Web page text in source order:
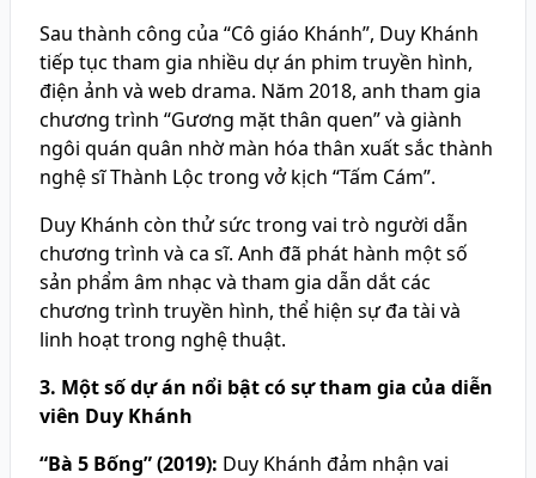
Sau thành công của “Cô giáo Khánh”, Duy Khánh
tiếp tục tham gia nhiều dự án phim truyền hình,
điện ảnh và web drama. Năm 2018, anh tham gia
chương trình “Gương mặt thân quen” và giành
ngôi quán quân nhờ màn hóa thân xuất sắc thành
nghệ sĩ Thành Lộc trong vở kịch “Tấm Cám”.
Duy Khánh còn thử sức trong vai trò người dẫn
chương trình và ca sĩ. Anh đã phát hành một số
sản phẩm âm nhạc và tham gia dẫn dắt các
chương trình truyền hình, thể hiện sự đa tài và
linh hoạt trong nghệ thuật.
3. Một số dự án nổi bật có sự tham gia của diễn
viên Duy Khánh
“Bà 5 Bống” (2019): Duy Khánh đảm nhận vai